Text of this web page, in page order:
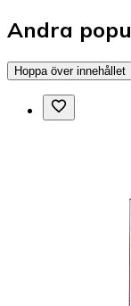
Andra
Hoppa över innehållet